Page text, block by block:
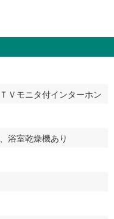
Ｖモニタ付インターホン
浴室乾燥機あり